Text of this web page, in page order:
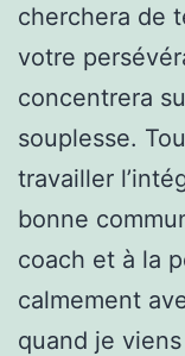
cherchera de
votre
concentrera
souplesse.
travailler
bonne
coach et à la
calmement
quand je